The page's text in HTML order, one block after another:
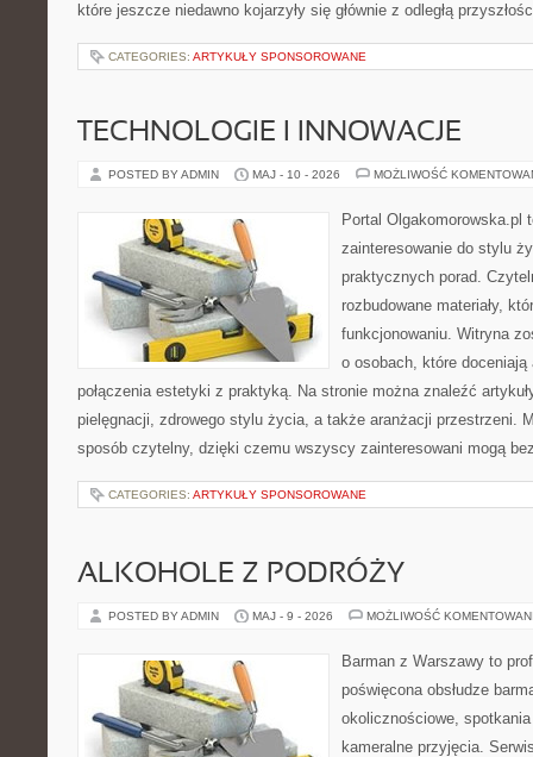
które jeszcze niedawno kojarzyły się głównie z odległą
CATEGORIES: ARTYKUŁY SPONSOROWANE
TECHNOLOGIE I INNOWACJE
POSTED BY ADMIN MAJ - 10 - 2026 MOŻLIWOŚĆ
Portal Olgakomorowska.pl
zainteresowanie do stylu
praktycznych porad.
rozbudowane materiały,
funkcjonowaniu. Witryna
o osobach, które
połączenia estetyki z praktyką. Na stronie można znaleźć
pielęgnacji, zdrowego stylu życia, a także aranżacji przestrzeni.
sposób czytelny, dzięki czemu wszyscy zainteresowani mogą
CATEGORIES: ARTYKUŁY SPONSOROWANE
ALKOHOLE Z PODRÓŻY
POSTED BY ADMIN MAJ - 9 - 2026 MOŻLIWOŚĆ
Barman z Warszawy to
poświęcona obsłudze
okolicznościowe,
kameralne przyjęcia.